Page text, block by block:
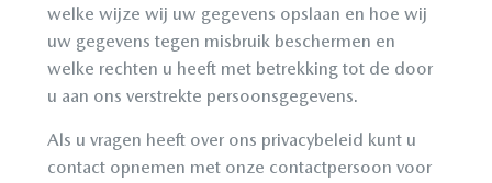
welke wijze wij uw gegevens opslaan en hoe wij
uw gegevens tegen misbruik beschermen en
welke rechten u heeft met betrekking tot de door
u aan ons verstrekte persoonsgegevens.
Als u vragen heeft over ons privacybeleid kunt u
contact opnemen met onze contactpersoon voor